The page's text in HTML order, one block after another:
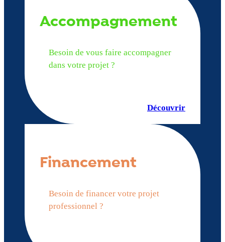
Accompagnement
Besoin de vous faire accompagner
dans votre projet ?
Découvrir
Financement
Besoin de financer votre projet
professionnel ?